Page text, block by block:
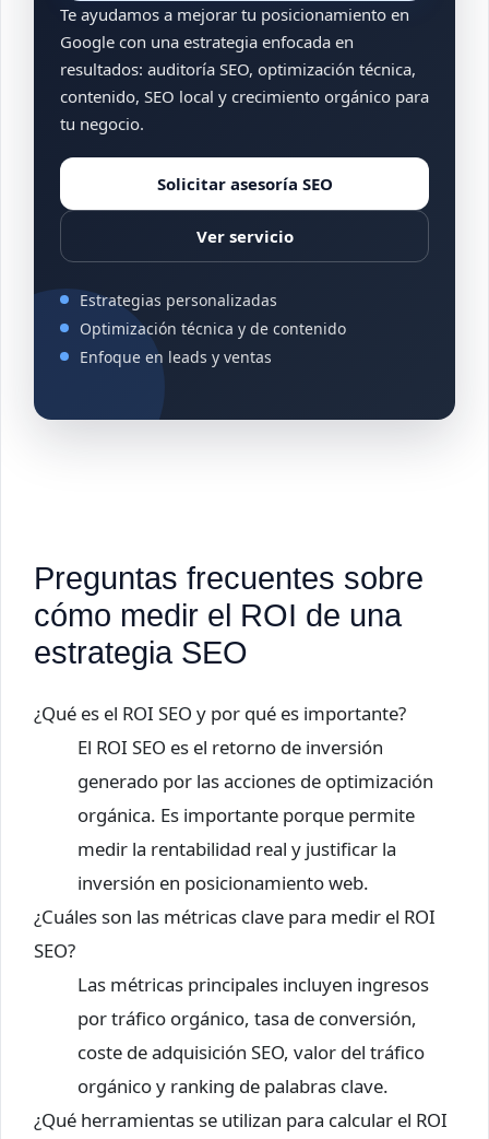
Te ayudamos a mejorar tu posicionamiento en
Google con una estrategia enfocada en
resultados: auditoría SEO, optimización técnica,
contenido, SEO local y crecimiento orgánico para
tu negocio.
Solicitar asesoría SEO
Ver servicio
Estrategias personalizadas
Optimización técnica y de contenido
Enfoque en leads y ventas
Preguntas frecuentes sobre
cómo medir el ROI de una
estrategia SEO
¿Qué es el ROI SEO y por qué es importante?
El ROI SEO es el retorno de inversión
generado por las acciones de optimización
orgánica. Es importante porque permite
medir la rentabilidad real y justificar la
inversión en posicionamiento web.
¿Cuáles son las métricas clave para medir el ROI
SEO?
Las métricas principales incluyen ingresos
por tráfico orgánico, tasa de conversión,
coste de adquisición SEO, valor del tráfico
orgánico y ranking de palabras clave.
¿Qué herramientas se utilizan para calcular el ROI